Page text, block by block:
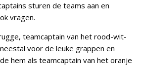
sturen de teams aan en
vragen.
teamcaptain van het rood-wit-
voor de leuke grappen en
hem als teamcaptain van het oranje